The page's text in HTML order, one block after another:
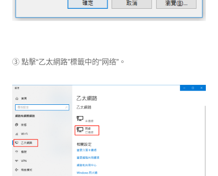
③ 點擊“乙太網路”標籤中的“网络”。